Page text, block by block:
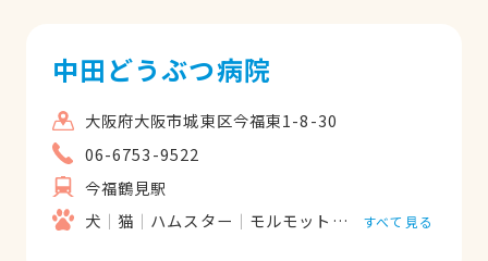
中田どうぶつ病院
大阪府大阪市城東区今福東1-8-30
06-6753-9522
今福鶴見駅
犬
猫 ハムスター モルモット フェレット
すべて見る